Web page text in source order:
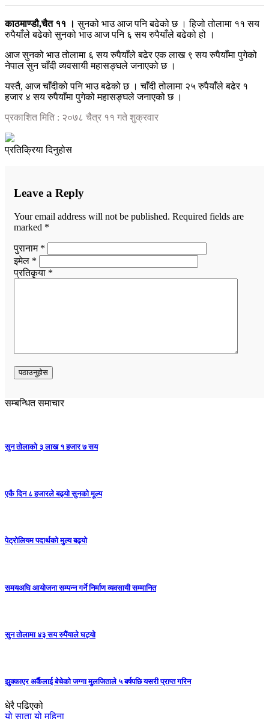
काठमाण्डौ,चैत ११ । सुनको भाउ आज पनि बढेको छ । हिजो तोलामा ११ सय
रुपैयाँले बढेको सुनको भाउ आज पनि ६ सय रुपैयाँले बढेको हो ।
आज सुनको भाउ तोलामा ६ सय रुपैयाँले बढेर एक लाख ९ सय रुपैयाँमा पुगेको
नेपाल सुन चाँदी व्यवसायी महासङ्घले जनाएको छ ।
यस्तै, आज चाँदीको पनि भाउ बढेको छ । चाँदी तोलामा २५ रुपैयाँले बढेर १
हजार ४ सय रुपैयाँमा पुगेको महासङ्घले जनाएको छ ।
प्रकाशित मिति : २०७८ चैत्र ११ गते शुक्रवार
प्रतिक्रिया दिनुहोस
Leave a Reply
Your email address will not be published. Required fields are
marked *
पुरानाम *
इमेल *
प्रतिकृया *
सम्बन्धित समाचार
सुन तोलाको ३ लाख १ हजार ७ सय
एकै दिन ८ हजारले बढ्यो सुनको मूल्य
पेट्रोलियम पदार्थको मुल्य बढ्याे
समयअघि आयोजना सम्पन्न गर्ने निर्माण व्यवसायी सम्मानित
सुन तोलामा ४३ सय रुपैंयाले घट्यो
झुक्काएर अर्कैलाई बेचेको जग्गा मुलजिताले ५ बर्षपछि यसरी प्राप्त गरिन
धेरै पढिएको
यो साता यो महिना